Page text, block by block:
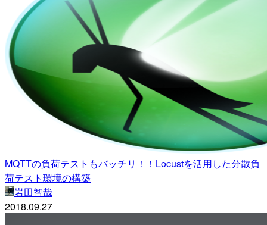
MQTTの負荷テストもバッチリ！！Locustを活用した分散負
荷テスト環境の構築
岩田智哉
2018.09.27